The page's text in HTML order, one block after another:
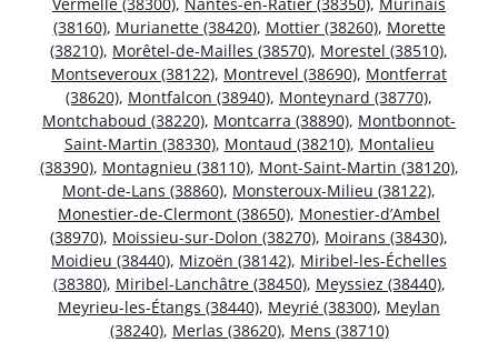
(38160), Murianette (38420), Mottier (38260), Morette
(38210), Morêtel-de-Mailles (38570), Morestel (38510),
Montseveroux (38122), Montrevel (38690), Montferrat
(38620), Montfalcon (38940), Monteynard (38770),
Montchaboud (38220), Montcarra (38890), Montbonnot-
Saint-Martin (38330), Montaud (38210), Montalieu
(38390), Montagnieu (38110), Mont-Saint-Martin (38120),
Mont-de-Lans (38860), Monsteroux-Milieu (38122),
Monestier-de-Clermont (38650), Monestier-d’Ambel
(38970), Moissieu-sur-Dolon (38270), Moirans (38430),
Moidieu (38440), Mizoën (38142), Miribel-les-Échelles
(38380), Miribel-Lanchâtre (38450), Meyssiez (38440),
Meyrieu-les-Étangs (38440), Meyrié (38300), Meylan
(38240), Merlas (38620), Mens (38710)